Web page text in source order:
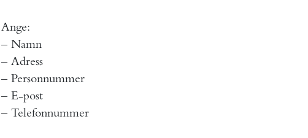
Ange:
– Namn
– Adress
– Personnummer
– E-post
– Telefonnummer